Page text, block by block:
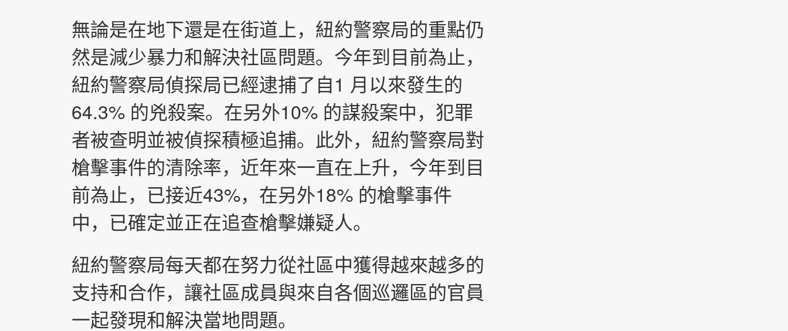
無論是在地下還是在街道上，紐約警察局的重點仍
然是減少暴力和解決社區問題。今年到目前為止，
紐約警察局偵探局已經逮捕了自1 月以來發生的
64.3% 的兇殺案。在另外10% 的謀殺案中，犯罪
者被查明並被偵探積極追捕。此外，紐約警察局對
槍擊事件的清除率，近年來一直在上升，今年到目
前為止，已接近43%，在另外18% 的槍擊事件
中，已確定並正在追查槍擊嫌疑人。
紐約警察局每天都在努力從社區中獲得越來越多的
支持和合作，讓社區成員與來自各個巡邏區的官員
一起發現和解決當地問題。